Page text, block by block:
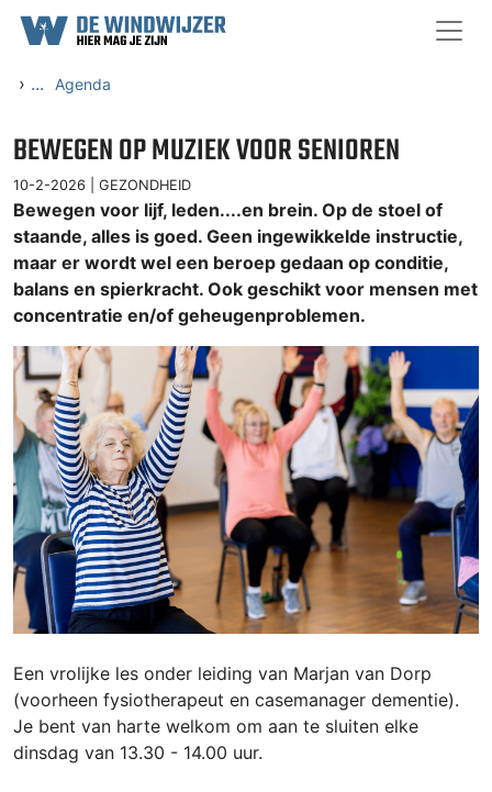
Ga naar content
› ... Agenda
BEWEGEN OP MUZIEK VOOR SENIOREN
10-2-2026 | GEZONDHEID
Bewegen voor lijf, leden....en brein. Op de stoel of
staande, alles is goed. Geen ingewikkelde instructie,
maar er wordt wel een beroep gedaan op conditie,
balans en spierkracht. Ook geschikt voor mensen met
concentratie en/of geheugenproblemen.
Een vrolijke les onder leiding van Marjan van Dorp
(voorheen fysiotherapeut en casemanager dementie).
Je bent van harte welkom om aan te sluiten elke
dinsdag van 13.30 - 14.00 uur.